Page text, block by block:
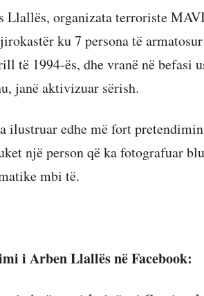
Llallës, organizata terroriste
ku 7 persona të
të 1994-ës, dhe vranë në
janë aktivizuar sërish.
ilustruar edhe më fort
një person që ka fotografuar
mbi të.
i Arben Llallës në Facebook: